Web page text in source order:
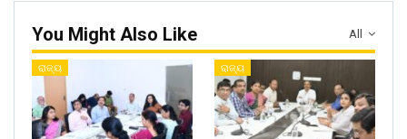
All
You Might Also Like
ରାଜ୍ୟ ରାଜ୍ୟ